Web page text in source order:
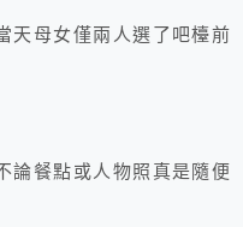
天母女僅兩人選了吧檯前
論餐點或人物照真是隨便